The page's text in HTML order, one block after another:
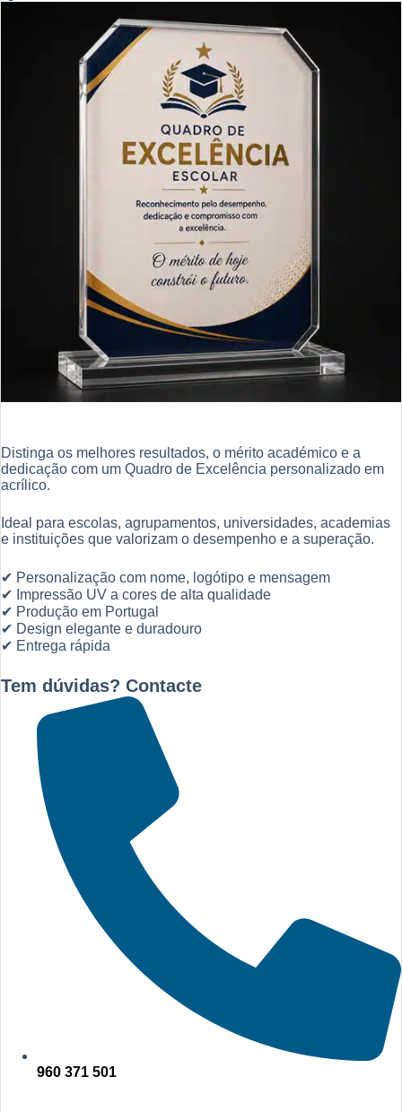
Distinga os melhores resultados, o mérito académico e a
dedicação com um Quadro de Excelência personalizado em
acrílico.
Ideal para escolas, agrupamentos, universidades, academias
e instituições que valorizam o desempenho e a superação.
✔ Personalização com nome, logótipo e mensagem
✔ Impressão UV a cores de alta qualidade
✔ Produção em Portugal
✔ Design elegante e duradouro
✔ Entrega rápida
Tem dúvidas? Contacte
960 371 501